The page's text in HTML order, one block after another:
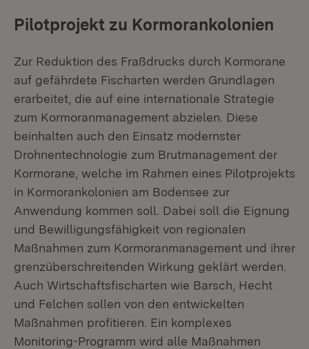
Pilotprojekt zu Kormorankolonien
Zur Reduktion des Fraßdrucks durch Kormorane
auf gefährdete Fischarten werden Grundlagen
erarbeitet, die auf eine internationale Strategie
zum Kormoranmanagement abzielen. Diese
beinhalten auch den Einsatz modernster
Drohnentechnologie zum Brutmanagement der
Kormorane, welche im Rahmen eines Pilotprojekts
in Kormorankolonien am Bodensee zur
Anwendung kommen soll. Dabei soll die Eignung
und Bewilligungsfähigkeit von regionalen
Maßnahmen zum Kormoranmanagement und ihrer
grenzüberschreitenden Wirkung geklärt werden.
Auch Wirtschaftsfischarten wie Barsch, Hecht
und Felchen sollen von den entwickelten
Maßnahmen profitieren. Ein komplexes
Monitoring-Programm wird alle Maßnahmen